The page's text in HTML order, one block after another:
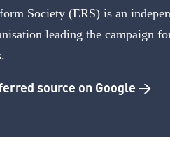
Society (ERS) is an
leading the campaign
source on Google >